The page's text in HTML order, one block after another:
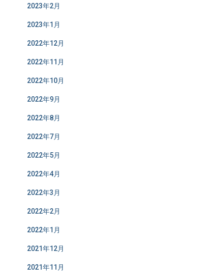
2023年2月
2023年1月
2022年12月
2022年11月
2022年10月
2022年9月
2022年8月
2022年7月
2022年5月
2022年4月
2022年3月
2022年2月
2022年1月
2021年12月
2021年11月